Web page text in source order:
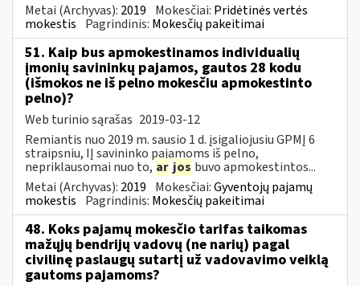
Metai (Archyvas): 2019 Mokesčiai: Pridėtinės vertės
mokestis Pagrindinis: Mokesčių pakeitimai
51. Kaip bus apmokestinamos individualių
įmonių savininkų pajamos, gautos 28 kodu
(išmokos ne iš pelno mokesčiu apmokestinto
pelno)?
Web turinio sąrašas 2019-03-12
Remiantis nuo 2019 m. sausio 1 d. įsigaliojusiu GPMĮ 6
straipsniu, IĮ savininko pajamoms iš pelno,
nepriklausomai nuo to, ar jos buvo apmokestintos...
Metai (Archyvas): 2019 Mokesčiai:Gyventojų pajamų
mokestis Pagrindinis: Mokesčių pakeitimai
48. Koks pajamų mokesčio tarifas taikomas
mažųjų bendrijų vadovų (ne narių) pagal
civilinę paslaugų sutartį už vadovavimo veiklą
gautoms pajamoms?